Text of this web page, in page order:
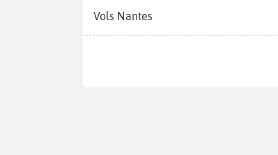
Vols Nantes